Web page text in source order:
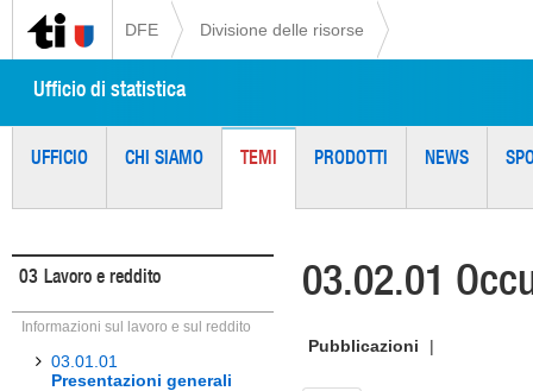
DFE Divisione delle risorse
Ufficio di statistica
UFFICIO CHI SIAMO TEMI PRODOTTI NEWS
03 Lavoro e reddito
Informazioni sul lavoro e sul reddito
03.01.01
Presentazioni generali
03.02.01
Pubblicazioni |